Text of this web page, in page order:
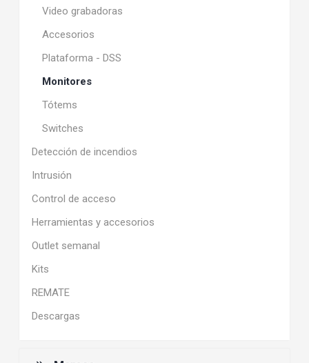
Video grabadoras
Accesorios
Plataforma - DSS
Monitores
Tótems
Switches
Detección de incendios
Intrusión
Control de acceso
Herramientas y accesorios
Outlet semanal
Kits
REMATE
Descargas